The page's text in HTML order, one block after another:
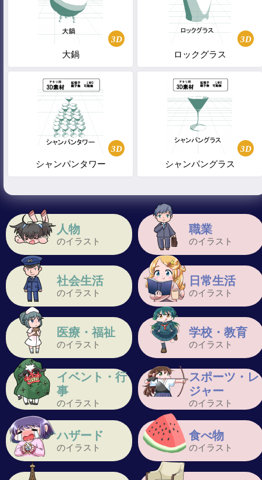
人物
のイラスト
職業
のイラスト
社会生活
のイラスト
日常生活
のイラスト
医療・福祉
のイラスト
学校・教育
のイラスト
イベント・行
事
のイラスト
スポーツ・レ
ジャー
のイラスト
ハザード
のイラスト
食べ物
のイラスト
3D
大鍋
3D
ロックグラス
3D
シャンパンタワー
3D
シャンパングラス